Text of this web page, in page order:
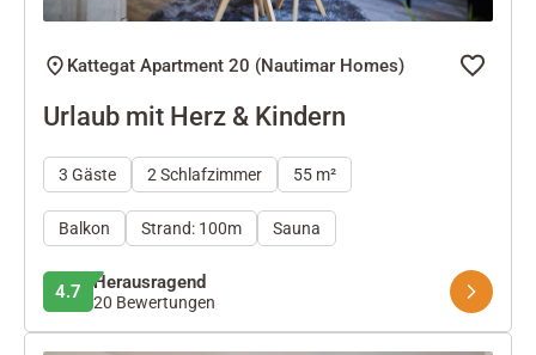
Kattegat Apartment 20 (Nautimar Homes)
Urlaub mit Herz & Kindern
3 Gäste 2 Schlafzimmer 55 m²
Balkon Strand: 100m Sauna
4.7 Herausragend
20 Bewertungen